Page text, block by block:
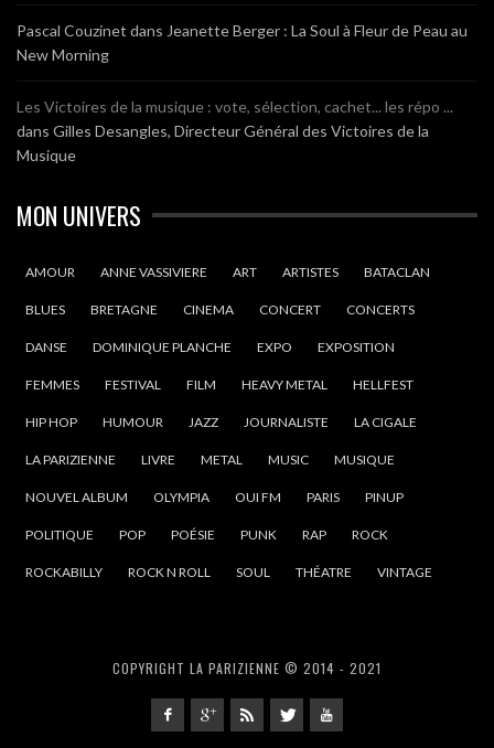
Pascal Couzinet dans Jeanette Berger : La Soul à Fleur de Peau au
New Morning
Les Victoires de la musique : vote, sélection, cachet... les répo ...
dans Gilles Desangles, Directeur Général des Victoires de la
Musique
MON UNIVERS
AMOUR ANNE VASSIVIERE ART ARTISTES BATACLAN
BLUES BRETAGNE CINEMA CONCERT CONCERTS
DANSE DOMINIQUE PLANCHE EXPO EXPOSITION
FEMMES FESTIVAL FILM HEAVY METAL HELLFEST
HIP HOP HUMOUR JAZZ JOURNALISTE LA CIGALE
LA PARIZIENNE LIVRE METAL MUSIC MUSIQUE
NOUVEL ALBUM OLYMPIA OUI FM PARIS PINUP
POLITIQUE POP POÉSIE PUNK RAP ROCK
ROCKABILLY ROCK N ROLL SOUL THÉATRE VINTAGE
COPYRIGHT LA PARIZIENNE © 2014 - 2021